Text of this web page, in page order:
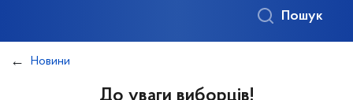
Пошук
Новини
До уваги виборців!